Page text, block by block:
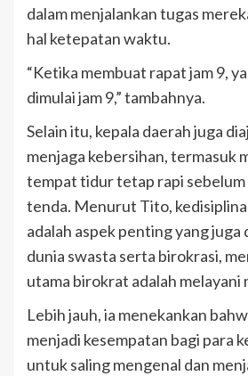
dalam menjalankan tugas
hal ketepatan waktu.
“Ketika membuat rapat jam 9,
dimulai jam 9,” tambahnya.
Selain itu, kepala daerah juga
menjaga kebersihan, termasuk
tempat tidur tetap rapi sebelum
tenda. Menurut Tito,
adalah aspek penting yang
dunia swasta serta birokrasi,
utama birokrat adalah melayani
Lebih jauh, ia menekankan
menjadi kesempatan bagi para
untuk saling mengenal dan